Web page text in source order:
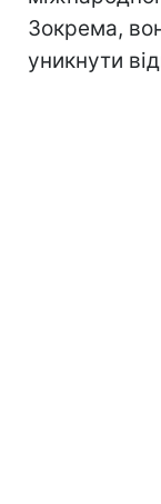
Зокрема,
уникнути